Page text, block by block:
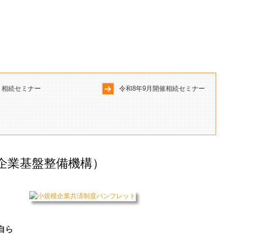
相続セミナー 令和8年9月開催相続セミナー
基盤整備機構）
ら